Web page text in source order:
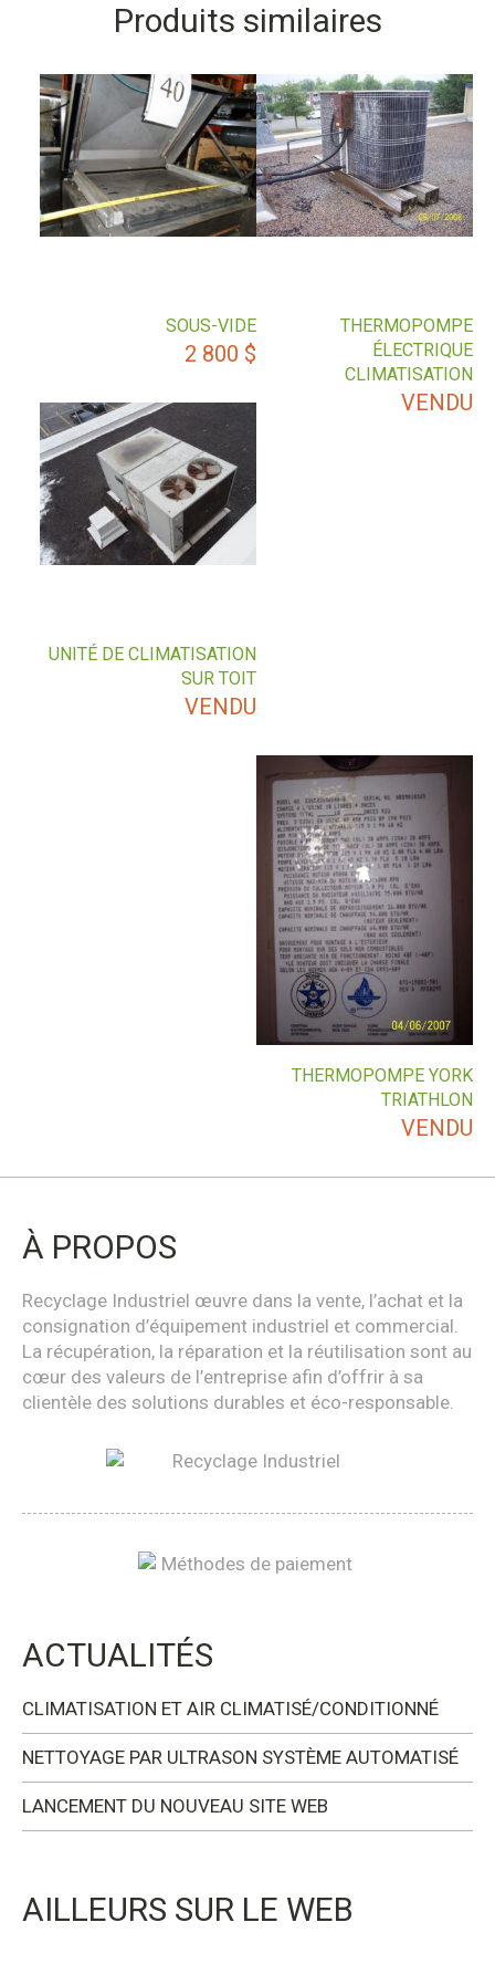
Produits similaires
THERMOPOMPE
ÉLECTRIQUE
CLIMATISATION
VENDU
SOUS-VIDE
2 800 $
UNITÉ DE CLIMATISATION
SUR TOIT
VENDU
THERMOPOMPE YORK
TRIATHLON
VENDU
À PROPOS
Recyclage Industriel œuvre dans la vente, l’achat et la
consignation d’équipement industriel et commercial.
La récupération, la réparation et la réutilisation sont au
cœur des valeurs de l’entreprise afin d’offrir à sa
clientèle des solutions durables et éco-responsable.
ACTUALITÉS
CLIMATISATION ET AIR CLIMATISÉ/CONDITIONNÉ
NETTOYAGE PAR ULTRASON SYSTÈME AUTOMATISÉ
LANCEMENT DU NOUVEAU SITE WEB
AILLEURS SUR LE WEB